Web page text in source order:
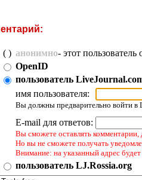
( ) анонимно- этот
OpenID
пользователь
имя пользователя:
Вы должны предварительно войти в
E-mail для ответов:
Вы сможете оставлять комментарии,
Но вы не сможете получать
Внимание: на указанный адрес
пользователь LJ.Rossia.org